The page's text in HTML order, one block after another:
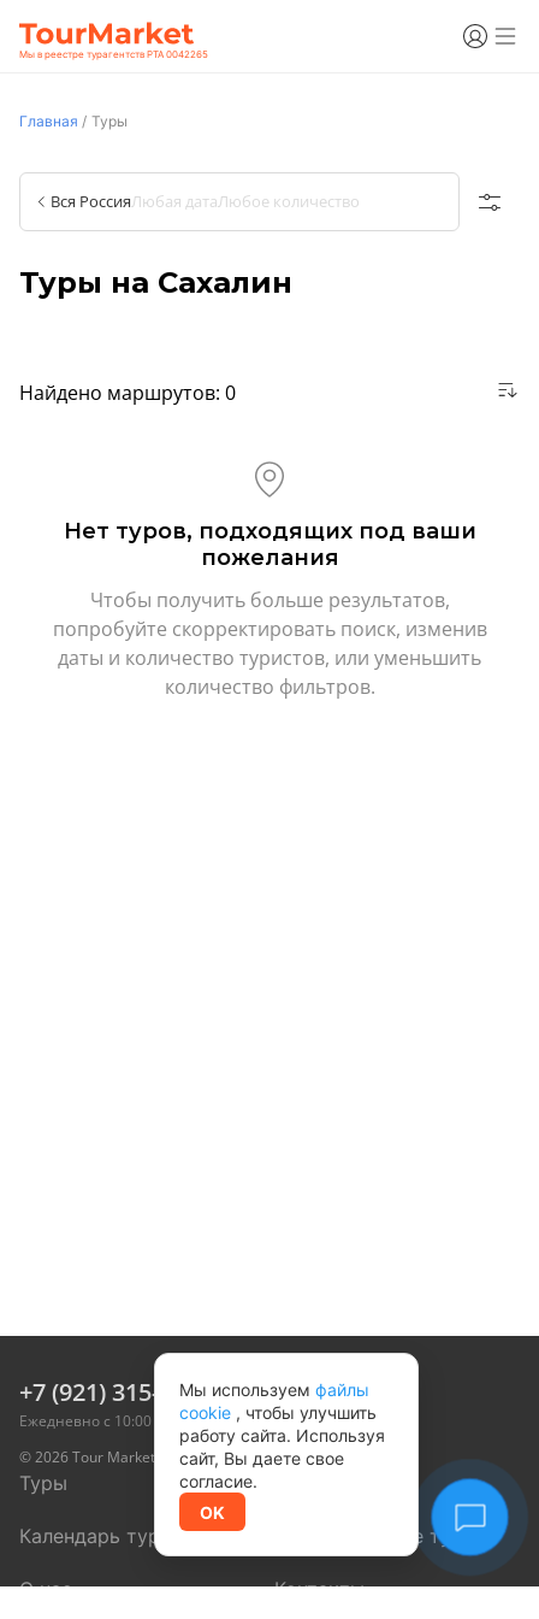
Мы в реестре турагентств РТА 0042265
Главная / Туры
Вся РоссияЛюбая датаЛюбое количество
Туры на Сахалин
Найдено маршрутов: 0
Нет туров, подходящих под ваши
пожелания
Чтобы получить больше результатов,
попробуйте скорректировать поиск, изменив
даты и количество туристов, или уменьшить
количество фильтров.
+7 (921) 315-05-55
Ежедневно с 10:00 до 20:00 мск
© 2026 Tour Marketplace, Inc. Все права защищены
Туры
Календарь туров Корпоративные туры
О нас Контакты
Мы используем файлы
cookie , чтобы улучшить
работу сайта. Используя
сайт, Вы даете свое
согласие.
OK